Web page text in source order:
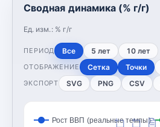
Сводная динамика (% г/г)
Ед. изм.: % г/г
ПЕРИОД Все 5 лет 10 лет
ОТОБРАЖЕНИЕ Сетка Точки
ЭКСПОРТ SVG PNG CSV
Рост ВВП (реальные темпы)